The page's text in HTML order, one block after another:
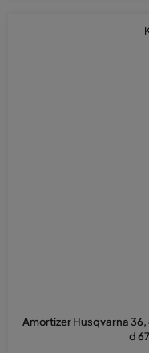
Amortizer Husqvarna 36,
d